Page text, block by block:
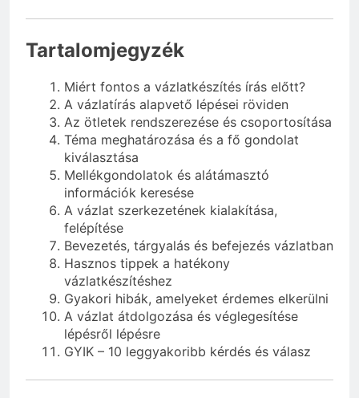
Tartalomjegyzék
Miért fontos a vázlatkészítés írás előtt?
A vázlatírás alapvető lépései röviden
Az ötletek rendszerezése és csoportosítása
Téma meghatározása és a fő gondolat
kiválasztása
Mellékgondolatok és alátámasztó
információk keresése
A vázlat szerkezetének kialakítása,
felépítése
Bevezetés, tárgyalás és befejezés vázlatban
Hasznos tippek a hatékony
vázlatkészítéshez
Gyakori hibák, amelyeket érdemes elkerülni
A vázlat átdolgozása és véglegesítése
lépésről lépésre
GYIK – 10 leggyakoribb kérdés és válasz